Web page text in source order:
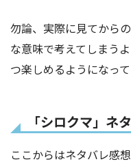
勿論、実際に見てから
な意味で考えてしまう
つ楽しめるようになって
「シロクマ」ネ
ここからはネタバレ感